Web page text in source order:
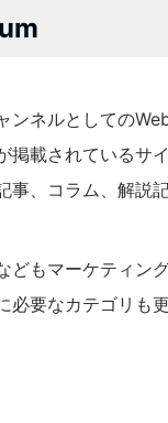
ンネルとしての
掲載されているサ
、コラム、解説
どもマーケティン
要なカテゴリも